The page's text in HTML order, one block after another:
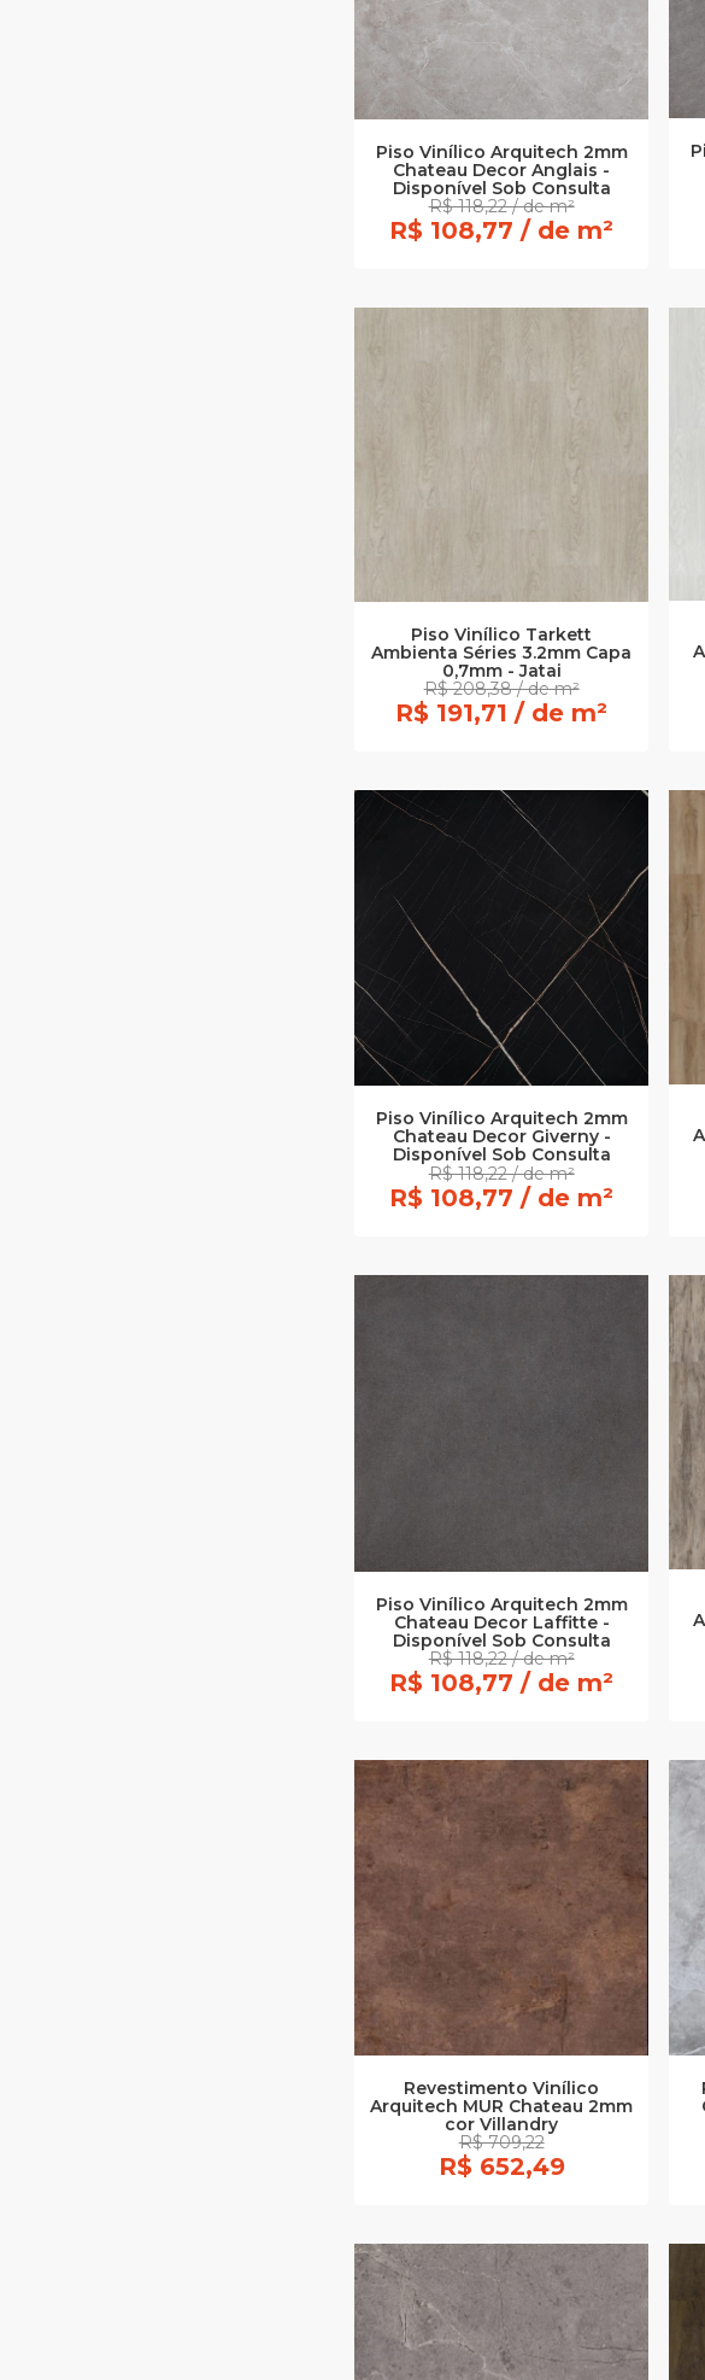
Piso Vinílico Arquitech 2mm
Chateau Decor Anglais -
Disponível Sob Consulta
R$ 118,22 / de m²
R$ 108,77 / de m²
Piso Vinílico Tarkett
Ambienta Séries 3.2mm Capa
0,7mm - Jatai
R$ 208,38 / de m²
R$ 191,71 / de m²
Piso Vinílico Arquitech 2mm
Chateau Decor Giverny -
Disponível Sob Consulta
R$ 118,22 / de m²
R$ 108,77 / de m²
Piso Vinílico Arquitech 2mm
Chateau Decor Laffitte -
Disponível Sob Consulta
R$ 118,22 / de m²
R$ 108,77 / de m²
Revestimento Vinílico
Arquitech MUR Chateau 2mm
cor Villandry
R$ 709,22
R$ 652,49